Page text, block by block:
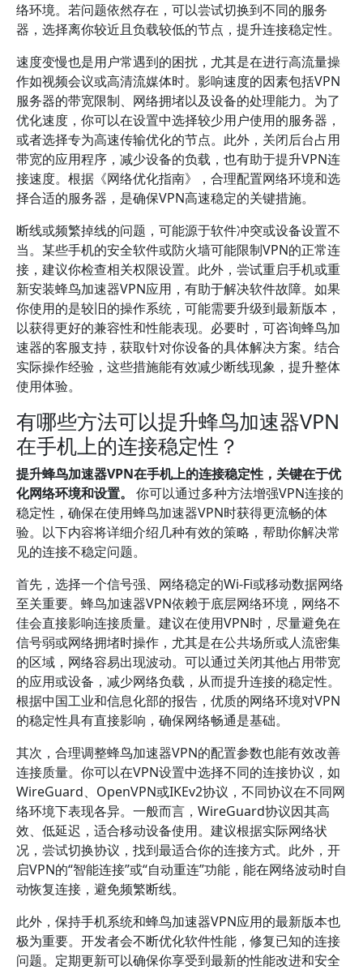
络环境。若问题依然存在，可以尝试切换到不同的服务
器，选择离你较近且负载较低的节点，提升连接稳定性。
速度变慢也是用户常遇到的困扰，尤其是在进行高流量操
作如视频会议或高清流媒体时。影响速度的因素包括VPN
服务器的带宽限制、网络拥堵以及设备的处理能力。为了
优化速度，你可以在设置中选择较少用户使用的服务器，
或者选择专为高速传输优化的节点。此外，关闭后台占用
带宽的应用程序，减少设备的负载，也有助于提升VPN连
接速度。根据《网络优化指南》，合理配置网络环境和选
择合适的服务器，是确保VPN高速稳定的关键措施。
断线或频繁掉线的问题，可能源于软件冲突或设备设置不
当。某些手机的安全软件或防火墙可能限制VPN的正常连
接，建议你检查相关权限设置。此外，尝试重启手机或重
新安装蜂鸟加速器VPN应用，有助于解决软件故障。如果
你使用的是较旧的操作系统，可能需要升级到最新版本，
以获得更好的兼容性和性能表现。必要时，可咨询蜂鸟加
速器的客服支持，获取针对你设备的具体解决方案。结合
实际操作经验，这些措施能有效减少断线现象，提升整体
使用体验。
有哪些方法可以提升蜂鸟加速器VPN
在手机上的连接稳定性？
提升蜂鸟加速器VPN在手机上的连接稳定性，关键在于优
化网络环境和设置。
你可以通过多种方法增强VPN连接的
稳定性，确保在使用蜂鸟加速器VPN时获得更流畅的体
验。以下内容将详细介绍几种有效的策略，帮助你解决常
见的连接不稳定问题。
首先，选择一个信号强、网络稳定的Wi-Fi或移动数据网络
至关重要。蜂鸟加速器VPN依赖于底层网络环境，网络不
佳会直接影响连接质量。建议在使用VPN时，尽量避免在
信号弱或网络拥堵时操作，尤其是在公共场所或人流密集
的区域，网络容易出现波动。可以通过关闭其他占用带宽
的应用或设备，减少网络负载，从而提升连接的稳定性。
根据中国工业和信息化部的报告，优质的网络环境对VPN
的稳定性具有直接影响，确保网络畅通是基础。
其次，合理调整蜂鸟加速器VPN的配置参数也能有效改善
连接质量。你可以在VPN设置中选择不同的连接协议，如
WireGuard、OpenVPN或IKEv2协议，不同协议在不同网
络环境下表现各异。一般而言，WireGuard协议因其高
效、低延迟，适合移动设备使用。建议根据实际网络状
况，尝试切换协议，找到最适合你的连接方式。此外，开
启VPN的“智能连接”或“自动重连”功能，能在网络波动时自
动恢复连接，避免频繁断线。
此外，保持手机系统和蜂鸟加速器VPN应用的最新版本也
极为重要。开发者会不断优化软件性能，修复已知的连接
问题。定期更新可以确保你享受到最新的性能改进和安全